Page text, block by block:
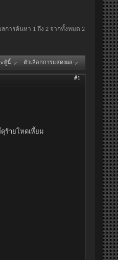
ลการค้นหา 1 ถึง 2 จากทั้งหมด 2
ทู้นี้ ตัวเลือกการแสดงผล
#1
ร้ายโหดเหี้ยม